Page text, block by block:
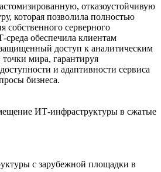
отказоустойчивую
которая позволила полностью
собственного серверного
обеспечила клиентам
доступ к аналитическим
мира, гарантируя
и адаптивности сервиса
бизнеса.
ИТ-инфраструктуры в сжатые
с зарубежной площадки в